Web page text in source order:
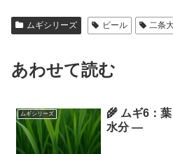
ムギシリーズ ビール 二条
あわせて読む
ムギシリーズ
🌾 ムギ6：
水分 ―